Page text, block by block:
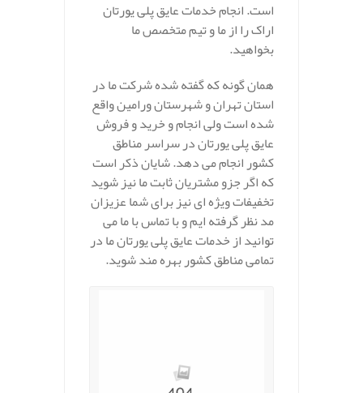
است. انجام خدمات عایق پلی یورتان
اراک را از ما و تیم متخصص ما
بخواهید.
همان گونه که گفته شده شرکت ما در
استان تهران و شهرستان ورامین واقع
شده است ولی انجام و خرید و فروش
عایق پلی یورتان در سراسر مناطق
کشور انجام می دهد. شایان ذکر است
که اگر جزو مشتریان ثابت ما نیز شوید
تخفیفات ویژه ای نیز برای شما عزیزان
مد نظر گرفته ایم و با تماس با ما می
توانید از خدمات عایق پلی یورتان ما در
تمامی مناطق کشور بهره مند شوید.